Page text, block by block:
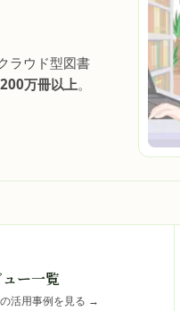
ラウド型図書
200万冊以上。
ー一覧
活用事例を見る →